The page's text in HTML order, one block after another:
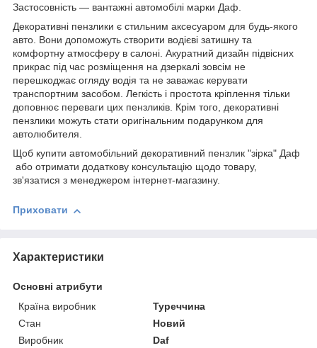
Застосовність — вантажні автомобілі марки Даф.
Декоративні пензлики є стильним аксесуаром для будь-якого
авто. Вони допоможуть створити водієві затишну та
комфортну атмосферу в салоні. Акуратний дизайн підвісних
прикрас під час розміщення на дзеркалі зовсім не
перешкоджає огляду водія та не заважає керувати
транспортним засобом. Легкість і простота кріплення тільки
доповнює переваги цих пензликів. Крім того, декоративні
пензлики можуть стати оригінальним подарунком для
автолюбителя.
Щоб купити автомобільний декоративний пензлик "зірка" Даф
або отримати додаткову консультацію щодо товару,
зв'язатися з менеджером інтернет-магазину.
Приховати
Характеристики
Основні атрибути
Країна виробник
Туреччина
Стан
Новий
Виробник
Daf